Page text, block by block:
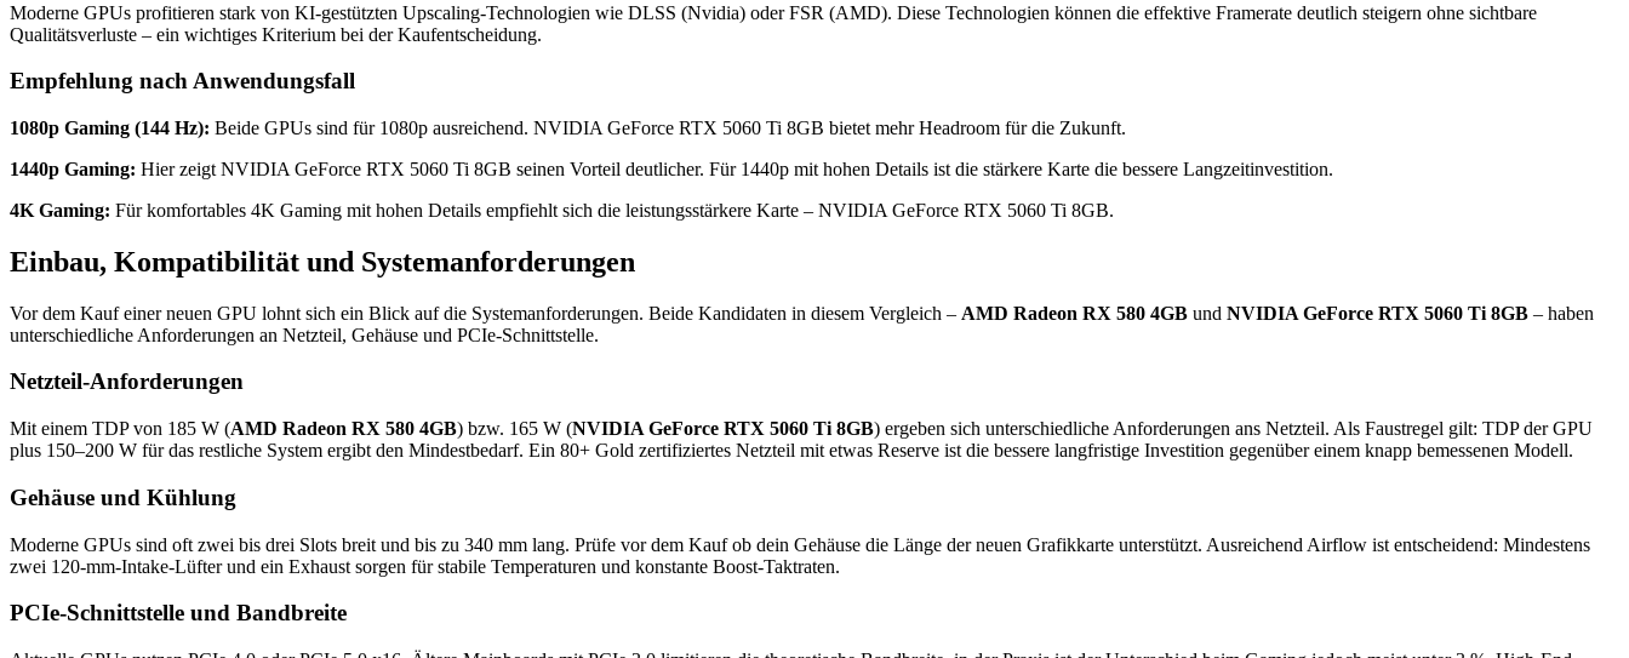
Moderne GPUs profitieren stark von KI-gestützten Upscaling-Technologien wie DLSS (Nvidia) oder FSR (AMD). Diese Technologien können die effektive Framerate deutlich steigern ohne sichtbare
Qualitätsverluste – ein wichtiges Kriterium bei der Kaufentscheidung.
Empfehlung nach Anwendungsfall
1080p Gaming (144 Hz): Beide GPUs sind für 1080p ausreichend. NVIDIA GeForce RTX 5060 Ti 8GB bietet mehr Headroom für die Zukunft.
1440p Gaming: Hier zeigt NVIDIA GeForce RTX 5060 Ti 8GB seinen Vorteil deutlicher. Für 1440p mit hohen Details ist die stärkere Karte die bessere Langzeitinvestition.
4K Gaming: Für komfortables 4K Gaming mit hohen Details empfiehlt sich die leistungsstärkere Karte – NVIDIA GeForce RTX 5060 Ti 8GB.
Einbau, Kompatibilität und Systemanforderungen
Vor dem Kauf einer neuen GPU lohnt sich ein Blick auf die Systemanforderungen. Beide Kandidaten in diesem Vergleich – AMD Radeon RX 580 4GB und NVIDIA GeForce RTX 5060 Ti 8GB – haben
unterschiedliche Anforderungen an Netzteil, Gehäuse und PCIe-Schnittstelle.
Netzteil-Anforderungen
Mit einem TDP von 185 W (AMD Radeon RX 580 4GB) bzw. 165 W (NVIDIA GeForce RTX 5060 Ti 8GB) ergeben sich unterschiedliche Anforderungen ans Netzteil. Als Faustregel gilt: TDP der GPU
plus 150–200 W für das restliche System ergibt den Mindestbedarf. Ein 80+ Gold zertifiziertes Netzteil mit etwas Reserve ist die bessere langfristige Investition gegenüber einem knapp bemessenen Modell.
Gehäuse und Kühlung
Moderne GPUs sind oft zwei bis drei Slots breit und bis zu 340 mm lang. Prüfe vor dem Kauf ob dein Gehäuse die Länge der neuen Grafikkarte unterstützt. Ausreichend Airflow ist entscheidend: Mindestens
zwei 120-mm-Intake-Lüfter und ein Exhaust sorgen für stabile Temperaturen und konstante Boost-Taktraten.
PCIe-Schnittstelle und Bandbreite